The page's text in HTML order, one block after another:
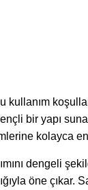
bir yapı
kolayca
dengeli
öne çıkar.